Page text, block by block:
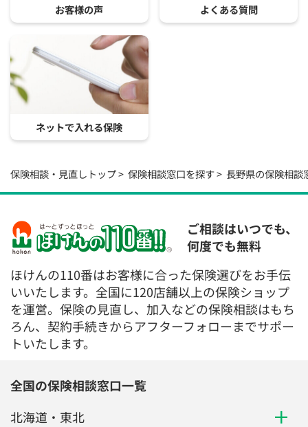
お客様の声 よくある質問
ネットで入れる保険
保険相談・見直しトップ 保険相談窓口を探す 長野県の保険相談
ご相談はいつでも、
何度でも無料
ほけんの110番はお客様に合った保険選びをお手伝
いいたします。全国に120店舗以上の保険ショップ
を運営。保険の見直し、加入などの保険相談はもち
ろん、契約手続きからアフターフォローまでサポー
トいたします。
全国の保険相談窓口一覧
北海道・東北